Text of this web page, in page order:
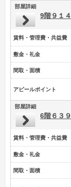
部屋詳細
9階９１４
賃料・管理費・共益費
敷金・礼金
間取・面積
アピールポイント
部屋詳細
6階６３９
賃料・管理費・共益費
敷金・礼金
間取・面積